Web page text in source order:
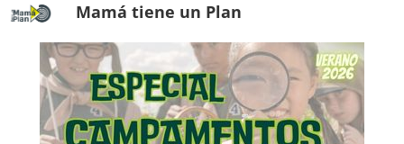
Mamá tiene un Plan